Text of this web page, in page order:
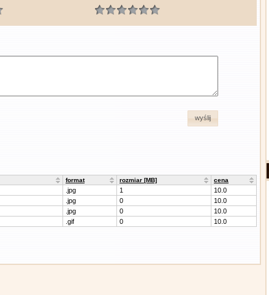
wyślij
format rozmiar [MB] cena
.jpg 1
10.0
.jpg 0
10.0
.jpg 0
10.0
.gif 0 10.0